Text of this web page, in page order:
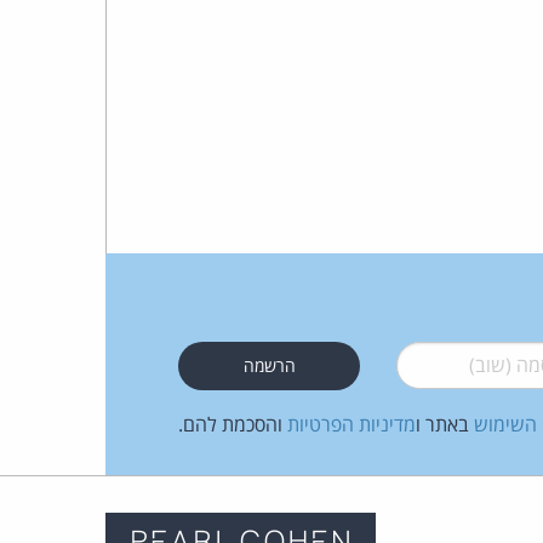
(שוב)*
השימוש באתר ומדיניות הפרטיות והסכמת להם.